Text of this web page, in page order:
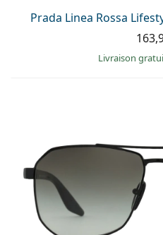
Prada Linea Rossa
Livraison